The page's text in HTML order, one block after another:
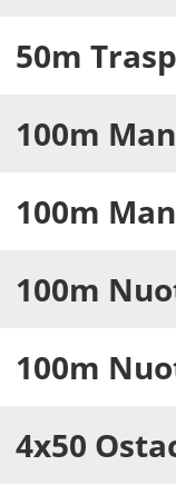
50m
100m
100m
100m
100m
4x50